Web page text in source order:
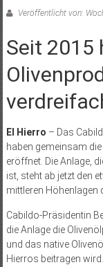
Veröffentlicht von:
Seit 2015
El Hierro – Das
haben gemeinsam
eröffnet. Die Anlage,
ist, steht ab jetzt den
mittleren Höhenlagen
Cabildo-Präsidentin
die Anlage die
und das native
Hierros beitragen